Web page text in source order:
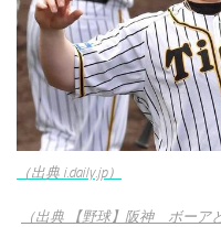
（出典 i.daily.jp）
（出典 【野球】阪神 ボーア